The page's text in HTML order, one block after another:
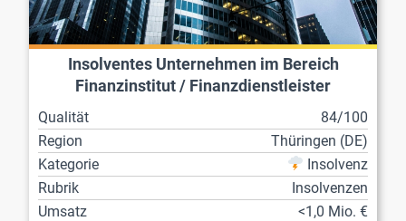
Insolventes Unternehmen im Bereich
Finanzinstitut / Finanzdienstleister
Qualität
84/100
Region
Thüringen (DE)
Kategorie
Insolvenz
Rubrik
Insolvenzen
Umsatz
<1,0 Mio. €